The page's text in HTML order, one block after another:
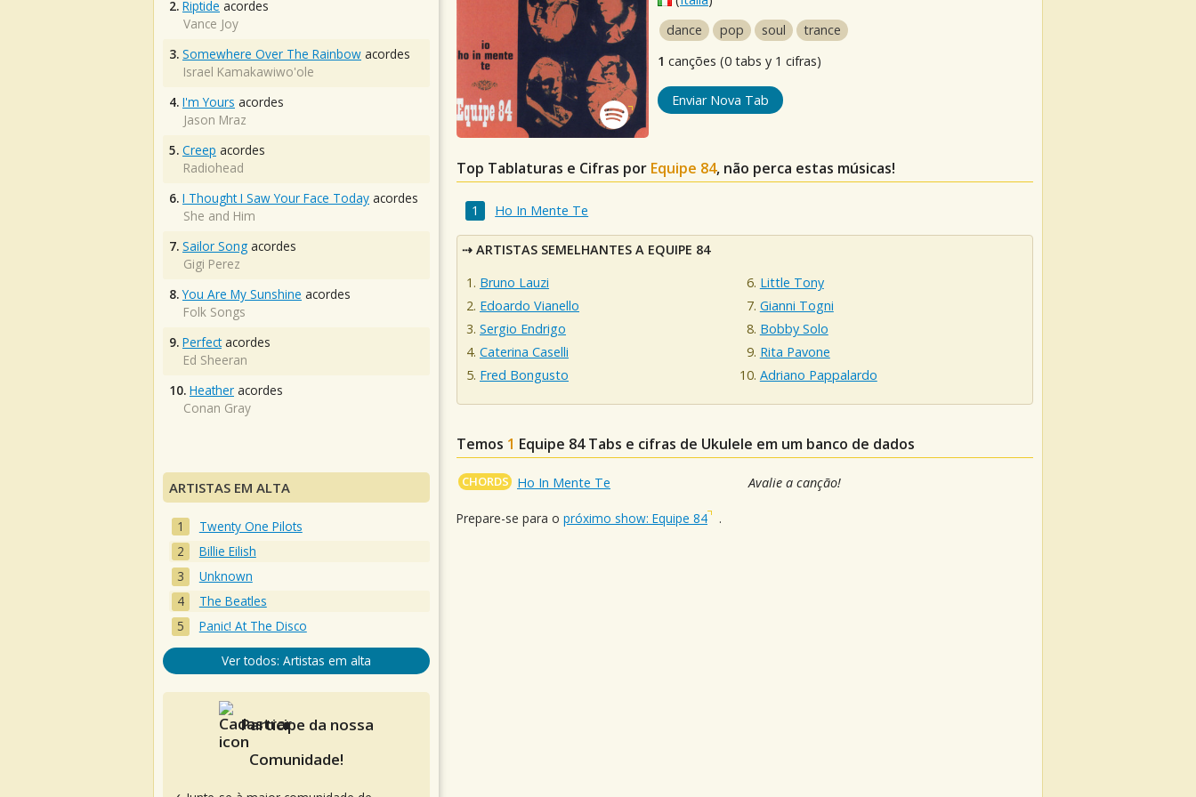
dance
pop soul
trance
1 canções (0 tabs y 1 cifras)
Enviar Nova Tab
Top Tablaturas e Cifras por Equipe 84, não perca estas músicas!
Ho In Mente Te
ARTISTAS SEMELHANTES A EQUIPE 84
Bruno Lauzi
Edoardo Vianello
Sergio Endrigo
Caterina Caselli
Fred Bongusto
Little Tony
Gianni Togni
Bobby Solo
Rita Pavone
Adriano Pappalardo
Temos 1 Equipe 84Tabs e cifras de Ukulele em um banco de dados
CHORDS Ho In Mente Te Avalie a canção!
Prepare-se para o próximo show: Equipe 84 .
2. Riptide acordes
Vance Joy
3. Somewhere Over The Rainbow acordes
Israel Kamakawiwo'ole
4. I'm Yours acordes
Jason Mraz
5. Creep acordes
Radiohead
6. I Thought I Saw Your Face Today acordes
She and Him
7. Sailor Song acordes
Gigi Perez
8. You Are My Sunshine acordes
Folk Songs
9. Perfectacordes
Ed Sheeran
10. Heather acordes
Conan Gray
ARTISTAS EM ALTA
Twenty One Pilots
Billie Eilish
Unknown
The Beatles
Panic! At The Disco
Ver todos: Artistas em alta
Participe da nossa
Comunidade!